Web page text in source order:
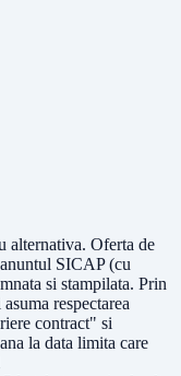
alternativa. Oferta de
SICAP (cu
si stampilata. Prin
respectarea
contract" si
la data limita care